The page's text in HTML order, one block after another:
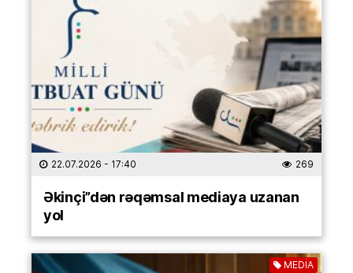
22.07.2026 - 17:40 269
Əkinçi”dən rəqəmsal mediaya uzanan
yol
MEDİA